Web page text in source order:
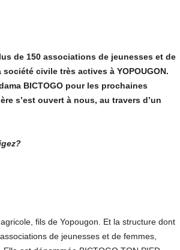
de 150 associations de jeunesses et de
civile très actives à YOPOUGON.
BICTOGO pour les prochaines
s’est ouvert à nous, au travers d’un
fils de Yopougon. Et la structure dont
de jeunesses et de femmes,